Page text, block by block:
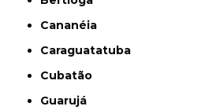
Cananéia
Caraguatatuba
Cubatão
Guarujá